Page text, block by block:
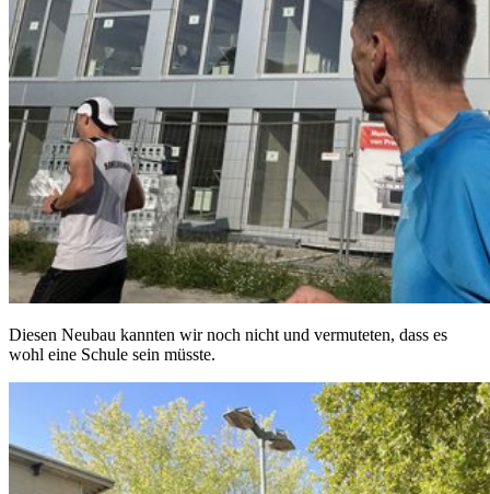
Diesen Neubau kannten wir noch nicht und vermuteten, dass es
wohl eine Schule sein müsste.